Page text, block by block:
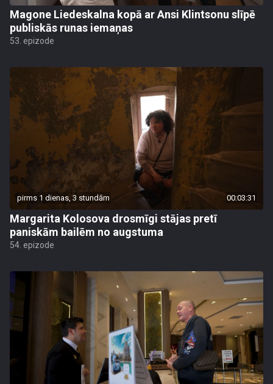
Magone Liedeskalna kopā ar Ansi Klintsonu slīpē
publiskās runas iemaņas
53. epizode
pirms 1 dienas, 3 stundām 00:03:31
Margarita Kolosova drosmīgi stājas pretī
paniskām bailēm no augstuma
54. epizode